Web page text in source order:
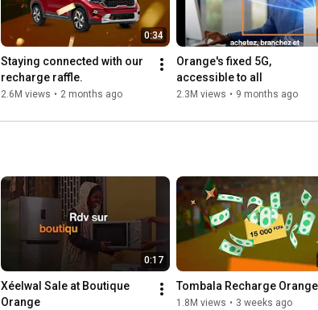
0:34
Staying connected with our
recharge raffle.
2.6M views • 2 months ago
Orange's fixed 5G,
accessible to all
2.3M views • 9 months ago
0:17
Xéelwal Sale at Boutique
Orange
Tombala Recharge Orange
1.8M views • 3 weeks ago